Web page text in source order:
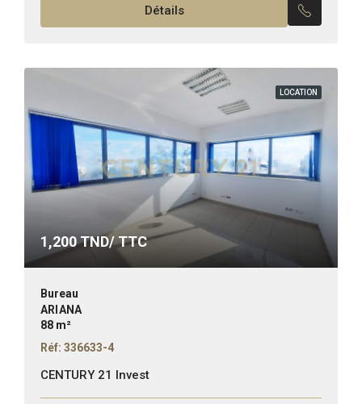
Détails
LOCATION
1,200TND/ TTC
Bureau
ARIANA
88 m²
Réf: 336633-4
CENTURY 21 Invest